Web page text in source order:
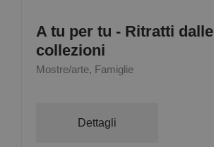
A tu per tu - Ritratti dalle
collezioni
Mostre/arte, Famiglie
Dettagli